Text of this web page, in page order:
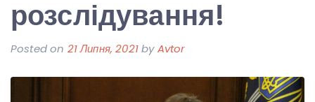
розслідування!
Posted on 21 Липня, 2021byAvtor